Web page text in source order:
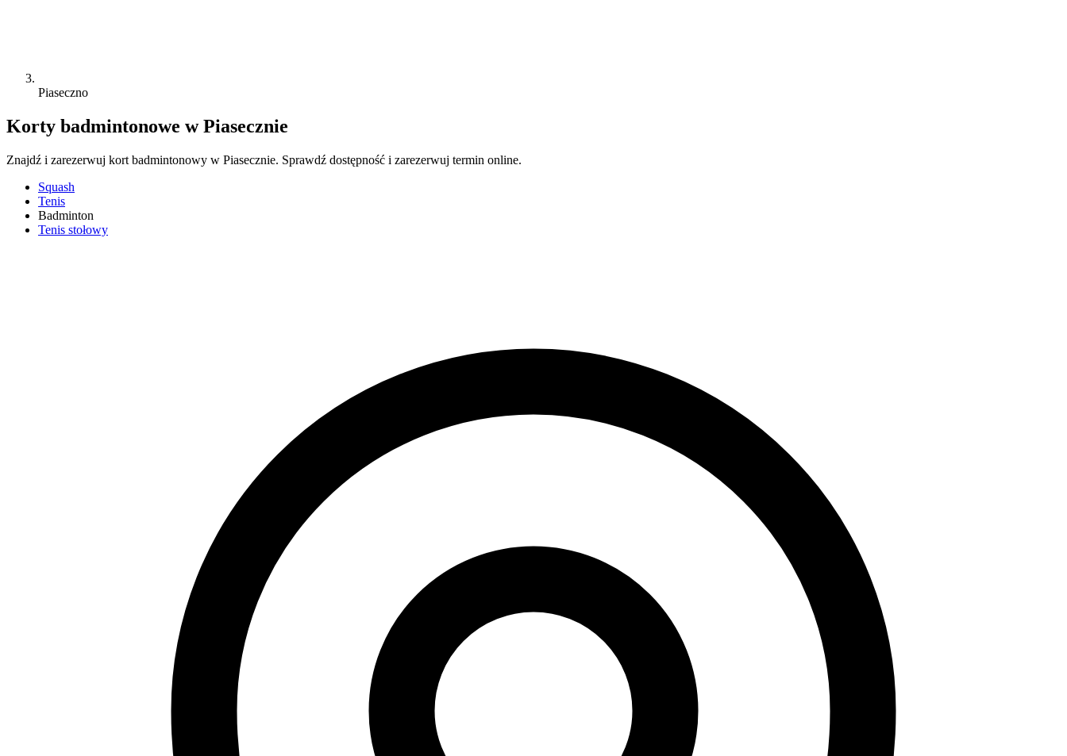
Piaseczno
Korty badmintonowe w Piasecznie
Znajdź i zarezerwuj kort badmintonowy w Piasecznie. Sprawdź dostępność i zarezerwuj termin online.
Squash
Tenis
Badminton
Tenis stołowy